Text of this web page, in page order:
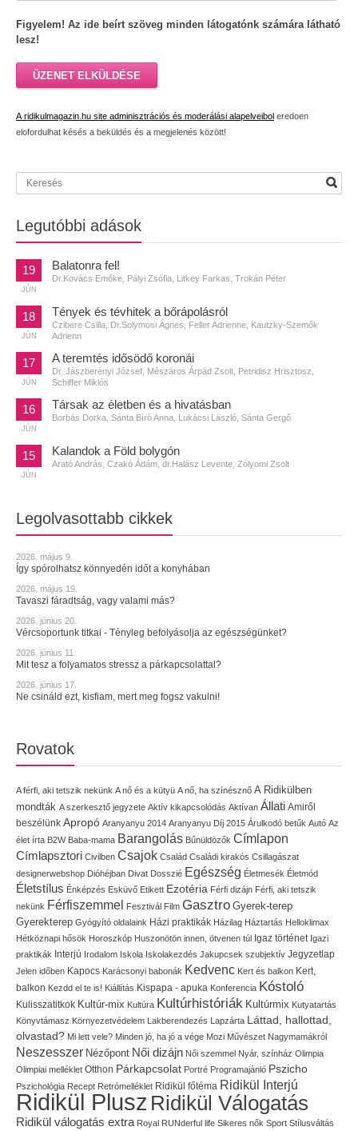
Figyelem! Az ide beírt szöveg minden látogatónk számára látható
lesz!
ÜZENET ELKÜLDÉSE
A ridikulmagazin.hu site adminisztrációs és moderálási alapelveibol eredoen
elofordulhat késés a beküldés és a megjelenés között!
Legutóbbi adások
19
JÚN
Balatonra fel!
Dr.Kovács Emőke, Pályi Zsófia, Litkey Farkas, Trokán Péter
18
JÚN
Tények és tévhitek a bőrápolásról
Czibere Csilla, Dr.Solymosi Ágnes, Feller Adrienne, Kautzky-Szemők
Adrienn
17
JÚN
A teremtés idősödő koronái
Dr. Jászberényi József, Mészáros Árpád Zsolt, Petridisz Hrisztosz,
Schiffer Miklós
16
JÚN
Társak az életben és a hivatásban
Borbás Dorka, Sánta Bíró Anna, Lukácsi László, Sánta Gergő
15
JÚN
Kalandok a Föld bolygón
Arató András, Czakó Ádám, dr.Halász Levente, Zólyomi Zsolt
Legolvasottabb cikkek
2026. május 9.
Így spórolhatsz könnyedén időt a konyhában
2026. május 19.
Tavaszi fáradtság, vagy valami más?
2026. június 20.
Vércsoportunk titkai - Tényleg befolyásolja az egészségünket?
2026. június 11.
Mit tesz a folyamatos stressz a párkapcsolattal?
2026. június 17.
Ne csináld ezt, kisfiam, mert meg fogsz vakulni!
Rovatok
A férfi, aki tetszik nekünk A nő és a kütyü A nő, ha színésznő A Ridikülben
mondták A szerkesztő jegyzete Aktív kikapcsolódás Aktívan Állati Amiről
beszélünk Apropó Aranyanyu 2014 Aranyanyu Díj 2015 Árulkodó betűk Autó Az
élet írta B2W Baba-mama Barangolás Bűnüldözők Címlapon
Címlapsztori Civilben Csajok Család Családi kirakós Csillagászat
designerwebshop Dióhéjban Divat Dosszié Egészség Életmesék Életmód
Életstílus Énképzés Esküvő Etikett Ezotéria Férfi dizájn Férfi, aki tetszik
nekünk Férfiszemmel Fesztivál Film Gasztro Gyerek-terep
Gyerekterep Gyógyító oldalaink Házi praktikák Házilag Háztartás Helloklimax
Hétköznapi hősök Horoszkóp Huszonötön innen, ötvenen túl Igaz történet Igazi
praktikák Interjú Irodalom Iskola Iskolakezdés Jakupcsek szubjektív Jegyzetlap
Jelen időben Kapocs Karácsonyi babonák Kedvenc Kert és balkon Kert,
balkon Kezdd el te is! Kiállítás Kispapa - apuka Konferencia Kóstoló
Kulisszatitkok Kultúr-mix Kultúra Kultúrhistóriák Kultúrmix Kutyatartás
Könyvtámasz Környezetvédelem Lakberendezés Lapzárta Láttad, hallottad,
olvastad? Mi lett vele? Minden jó, ha jó a vége Mozi Művészet Nagymamákról
Neszesszer Nézőpont Női dizájn Női szemmel Nyár, színház Olimpia
Olimpiai melléklet Otthon Párkapcsolat Portré Programajánló Pszicho
Pszichológia Recept Retrómelléklet Ridikül főtéma Ridikül Interjú
Ridikül Plusz Ridikül Válogatás
Ridikül válogatás extra Royal RUNderful life Sikeres nők Sport Stílusváltás